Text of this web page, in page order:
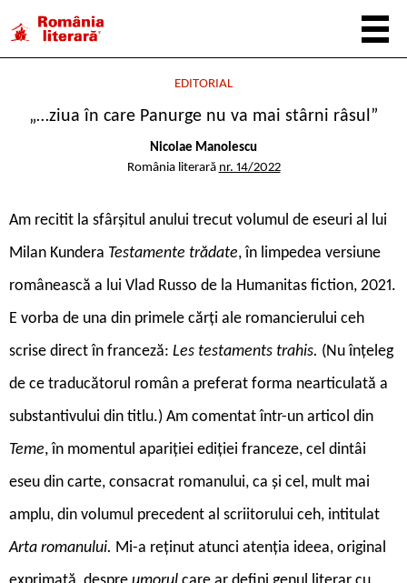
EDITORIAL
„…ziua în care Panurge nu va mai stârni râsul”
Nicolae Manolescu
România literară nr. 14/2022
Am recitit la sfârșitul anului trecut volumul de eseuri al lui
Milan Kundera Testamente trădate, în limpedea versiune
românească a lui Vlad Russo de la Humanitas fiction, 2021.
E vorba de una din primele cărți ale romancierului ceh
scrise direct în franceză: Les testaments trahis. (Nu înțeleg
de ce traducătorul român a preferat forma nearticulată a
substantivului din titlu.) Am comentat într-un articol din
Teme, în momentul apariției ediției franceze, cel dintâi
eseu din carte, consacrat romanului, ca și cel, mult mai
amplu, din volumul precedent al scriitorului ceh, intitulat
Arta romanului. Mi-a reținut atunci atenția ideea, original